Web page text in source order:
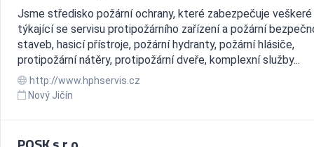
Jsme středisko požární ochrany, které zabezpečuje
týkající se servisu protipožárního zařízení a požární
staveb, hasicí přístroje, požární hydranty, požární hlásiče,
protipožární nátěry, protipožární dveře, komplexní služby...
http://www.hphservis.cz
Nový Jičín